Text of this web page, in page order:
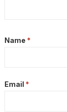
Name *
Email *